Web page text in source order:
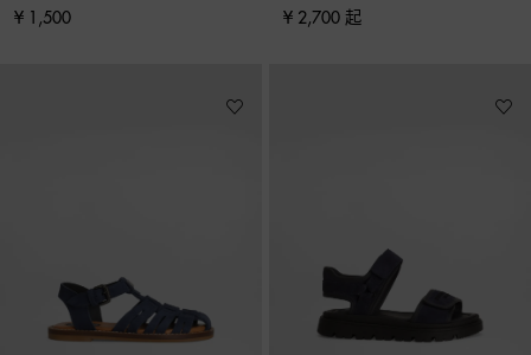
¥ 1,500
¥ 2,700 起